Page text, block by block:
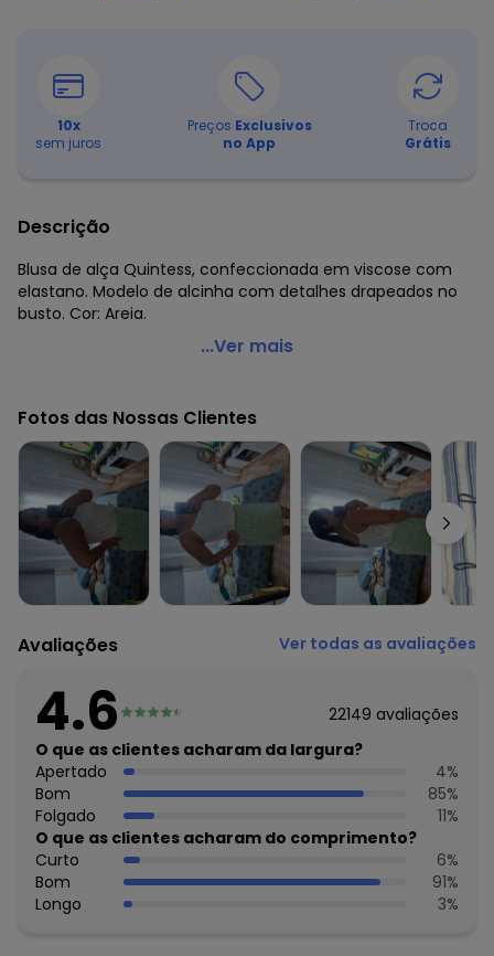
10x
sem juros
Preços Exclusivos
no App
Troca
Grátis
Descrição
Blusa de alça Quintess, confeccionada em viscose com
elastano. Modelo de alcinha com detalhes drapeados no
busto. Cor: Areia.
Quintess - Blusa de Alça Areia
Tecido: Viscose com elastano
Composição: 96%viscose 4%elastano
...Ver mais
Fotos das Nossas Clientes
Avaliações Ver todas as avaliações
4.6 22149 avaliações
O que as clientes acharam da largura?
Apertado
4%
Bom
85%
Folgado
11%
O que as clientes acharam do comprimento?
Curto
6%
Bom
91%
Longo
3%